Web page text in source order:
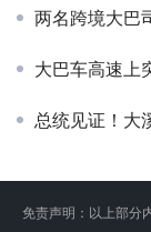
两名跨境大巴
大巴车高速上
总统见证！大溪
免责声明：以上部分